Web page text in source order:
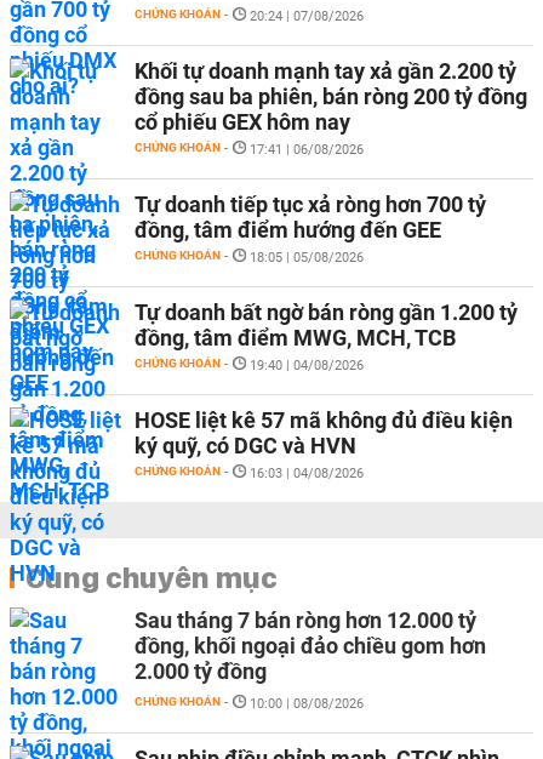
CHỨNG KHOÁN - 20:24 | 07/08/2026
Khối tự doanh mạnh tay xả gần 2.200 tỷ
đồng sau ba phiên, bán ròng 200 tỷ đồng
cổ phiếu GEX hôm nay
CHỨNG KHOÁN - 17:41 | 06/08/2026
Tự doanh tiếp tục xả ròng hơn 700 tỷ
đồng, tâm điểm hướng đến GEE
CHỨNG KHOÁN - 18:05 | 05/08/2026
Tự doanh bất ngờ bán ròng gần 1.200 tỷ
đồng, tâm điểm MWG, MCH, TCB
CHỨNG KHOÁN - 19:40 | 04/08/2026
HOSE liệt kê 57 mã không đủ điều kiện
ký quỹ, có DGC và HVN
CHỨNG KHOÁN - 16:03 | 04/08/2026
Cùng chuyên mục
Sau tháng 7 bán ròng hơn 12.000 tỷ
đồng, khối ngoại đảo chiều gom hơn
2.000 tỷ đồng
CHỨNG KHOÁN - 10:00 | 08/08/2026